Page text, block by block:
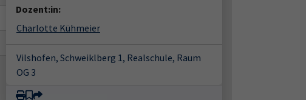
Dozent:in:
Charlotte Kühmeier
Vilshofen, Schweiklberg 1, Realschule, Raum
OG 3